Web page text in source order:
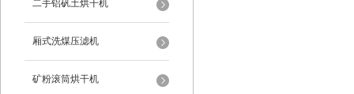
二手铝矾土烘干机
厢式洗煤压滤机
矿粉滚筒烘干机